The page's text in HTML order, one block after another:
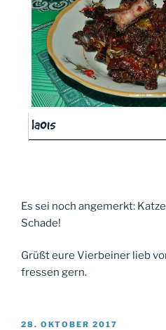
la015
Es sei noch angemerkt:
Schade!
Grüßt eure Vierbeiner lieb
fressen gern.
VERÖFFENTLICHT
28. OKTOBER 2017